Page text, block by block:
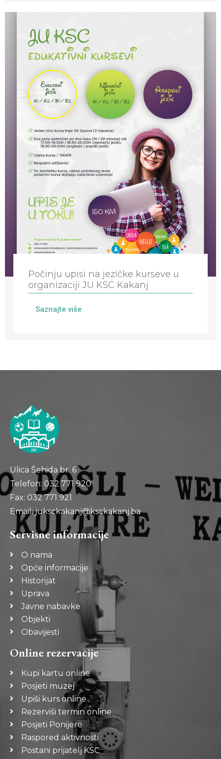
Počinju upisi na jezičke kurseve u
organizaciji JU KSC Kakanj
Saznajte više
Ulica Šehida br. 6
Telefon: 032 771 920
Fax: 032 771 921
Email: juksckakanj@ksckakanj.ba
Servisne informacije
O nama
Opće informacije
Historijat
Uprava
Javne nabavke
Objekti
Obavijesti
Online rezervacije
Kupi kartu online
Posjeti muzej
Upiši kurs online
Rezerviši termin online
Posjeti Ponijere
Raspored aktivnosti
Postani prijatelj KSC